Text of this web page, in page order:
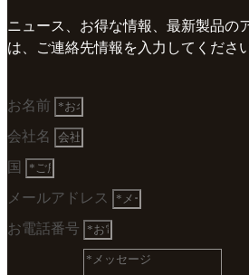
ニュース、お得な情報、最新製品の
は、ご連絡先情報を入力してくださ
お名前
会社名
国
メールアドレス
お電話番号